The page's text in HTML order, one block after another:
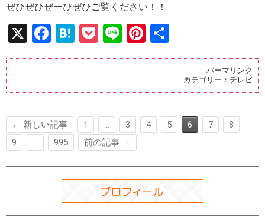
ぜひぜひぜーひぜひご覧ください！！
X
F
a
b
o
k
H
at
n
P
o
et
Li
n
Pi
nt
es
有
パーマリンク
カテゴリー： テレビ
← 新しい記事 1 … 3 4 5 6 7
8
9
… 995 前の記事 →